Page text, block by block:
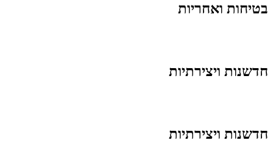
בטיחות ואחריות
חדשנות ויצירתיות
חדשנות ויצירתיות